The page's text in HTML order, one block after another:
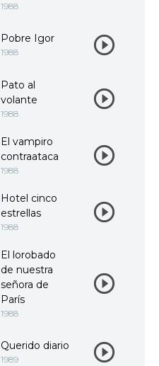
1988
Pobre Igor
1988
Pato al
volante
1988
El vampiro
contraataca
1988
Hotel cinco
estrellas
1988
El lorobado
de nuestra
señora de
París
1988
Querido diario
1989